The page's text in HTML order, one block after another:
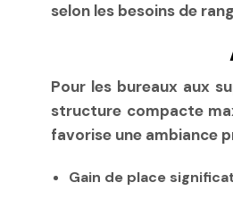
selon les besoins de
Pour les bureaux aux
structure compacte
favorise une ambiance
Gain de place